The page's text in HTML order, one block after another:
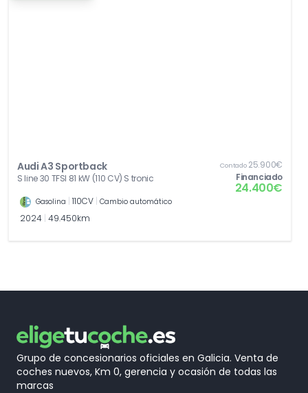
Audi A3 Sportback
S line 30 TFSI 81 kW (110 CV) S tronic
Contado25.900€
Financiado
24.400€
Gasolina 110CV Cambio automático
2024 49.450km
Grupo de concesionarios oficiales en Galicia. Venta de
coches nuevos, Km 0, gerencia y ocasión de todas las
marcas